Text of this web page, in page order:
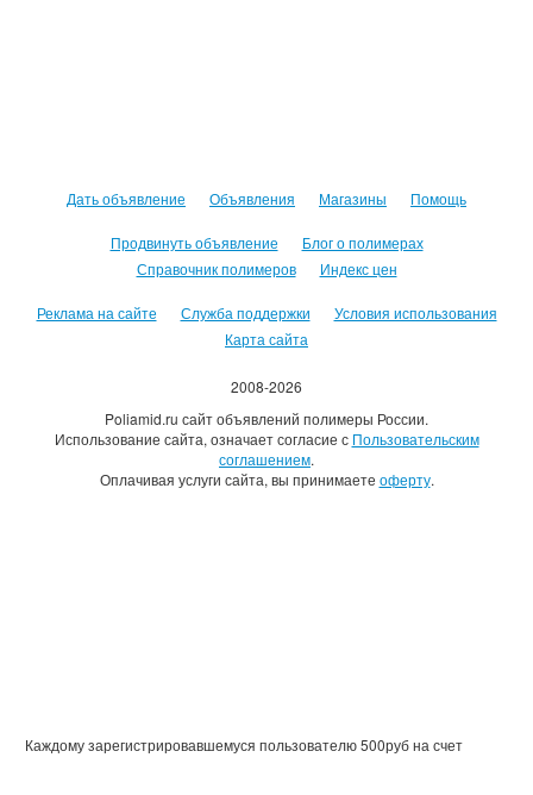
Дать объявление Объявления Магазины Помощь
Продвинуть объявление
Блог о полимерах
Справочник полимеров
Индекс цен
Реклама на сайте Служба поддержки
Условия использования
Карта сайта
2008-2026
Poliamid.ru сайт объявлений полимеры России.
Использование сайта, означает согласие с Пользовательским
соглашением.
Оплачивая услуги сайта, вы принимаете оферту.
Каждому зарегистрировавшемуся пользователю 500руб на счет